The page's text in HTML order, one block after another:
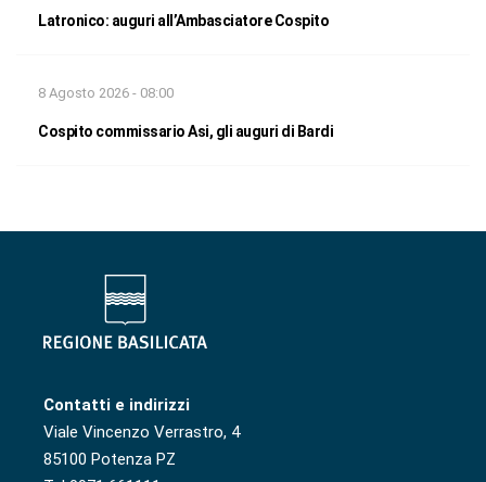
Latronico: auguri all’Ambasciatore Cospito
8 Agosto 2026 - 08:00
Cospito commissario Asi, gli auguri di Bardi
Contatti e indirizzi
Viale Vincenzo Verrastro, 4
85100 Potenza PZ